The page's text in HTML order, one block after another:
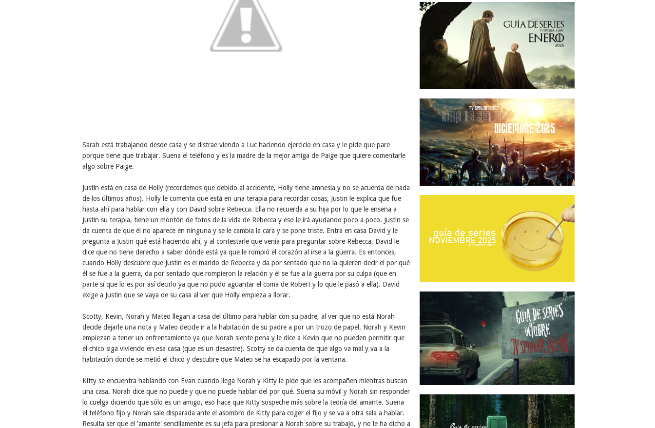
Sarah está trabajando desde casa y se distrae viendo a Luc haciendo ejercicio en casa y le pide que pare
porque tiene que trabajar. Suena el teléfono y es la madre de la mejor amiga de Paige que quiere comentarle
algo sobre Paige.
Justin está en casa de Holly (recordemos que debido al accidente, Holly tiene amnesia y no se acuerda de nada
de los últimos años). Holly le comenta que está en una terapia para recordar cosas, Justin le explica que fue
hasta ahí para hablar con ella y con David sobre Rebecca. Ella no recuerda a su hija por lo que le enseña a
Justin su terapia, tiene un montón de fotos de la vida de Rebecca y eso le irá ayudando poco a poco. Justin se
da cuenta de que él no aparece en ninguna y se le cambia la cara y se pone triste. Entra en casa David y le
pregunta a Justin qué está haciendo ahí, y al contestarle que venía para preguntar sobre Rebecca, David le
dice que no tiene derecho a saber dónde está ya que le rompió el corazón al irse a la guerra. Es entonces,
cuando Holly descubre que Justin es el marido de Rebecca y da por sentado que no la quieren decir el por qué
él se fue a la guerra, da por sentado que rompieron la relación y él se fue a la guerra por su culpa (que en
parte sí que lo es por así decirlo ya que no pudo aguantar el coma de Robert y lo que le pasó a ella). David
exige a Justin que se vaya de su casa al ver que Holly empieza a llorar.
Scotty, Kevin, Norah y Mateo llegan a casa del último para hablar con su padre, al ver que no está Norah
decide dejarle una nota y Mateo decide ir a la habitación de su padre a por un trozo de papel. Norah y Kevin
empiezan a tener un enfrentamiento ya que Norah siente pena y le dice a Kevin que no pueden permitir que
el chico siga viviendo en esa casa (que es un desastre). Scotty se da cuenta de que algo va mal y va a la
habitación donde se metió el chico y descubre que Mateo se ha escapado por la ventana.
Kitty se encuentra hablando con Evan cuando llega Norah y Kitty le pide que les acompañen mientras buscan
una casa. Norah dice que no puede y que no puede hablar del por qué. Suena su móvil y Norah sin responder
lo cuelga diciendo que sólo es un amigo, eso hace que Kitty sospeche más sobre la teoría del amante. Suena
el teléfono fijo y Norah sale disparada ante el asombro de Kitty para coger el fijo y se va a otra sala a hablar.
Resulta ser que el 'amante' sencillamente es su jefa para presionar a Norah sobre su trabajo, y no le ha dicho a